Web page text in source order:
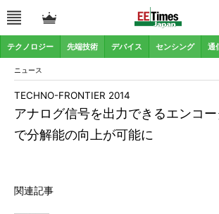
テクノロジー 先端技術 デバイス センシング 通
ニュース
アナログ信号を出力できるエンコ
で分解能の向上が可能に
TECHNO-FRONTIER 2014
関連記事